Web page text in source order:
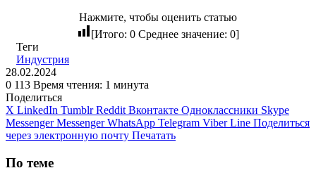
Нажмите, чтобы оценить статью
[Итого: 0 Среднее значение: 0]
Теги
Индустрия
28.02.2024
0 113 Время чтения: 1 минута
Поделиться
X LinkedIn Tumblr Reddit Вконтакте Одноклассники Skype
Messenger Messenger WhatsApp Telegram Viber Line Поделиться
через электронную почту Печатать
По теме